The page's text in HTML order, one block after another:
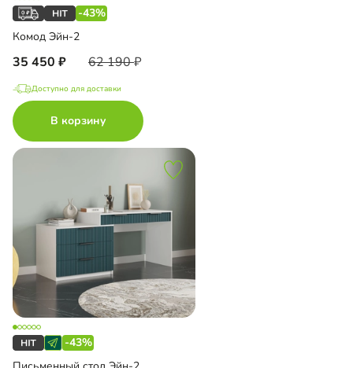
-43%
Комод Эйн-2
35 450 62 190
Доступно для доставки
В корзину
-43%